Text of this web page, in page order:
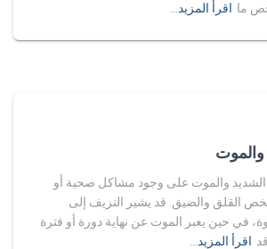
ما اقرأ المزيد…
والموت
الشديد والموت على وجود مشاكل صحية أو
القلق والضيق. قد يشير النزيف إلى
في حين يعبر الموت عن نهاية دورة أو فترة
اقرأ المزيد…